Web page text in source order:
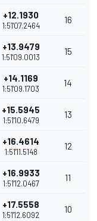
+12.1930
1:51'07.2464
16
+13.9479
1:51'09.0013
15
+14.1169
1:51'09.1703
14
+15.5945
1:51'10.6479
13
+16.4614
1:51'11.5148
12
+16.9933
1:51'12.0467
11
+17.5558
1:51'12.6092
10